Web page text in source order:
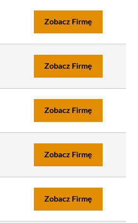
Zobacz Firmę
Zobacz Firmę
Zobacz Firmę
Zobacz Firmę
Zobacz Firmę